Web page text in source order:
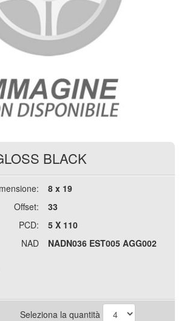
BLACK
8 x 19
Offset:
33
PCD:
5 X 110
NAD
NADN036 EST005 AGG002
Seleziona la quantità